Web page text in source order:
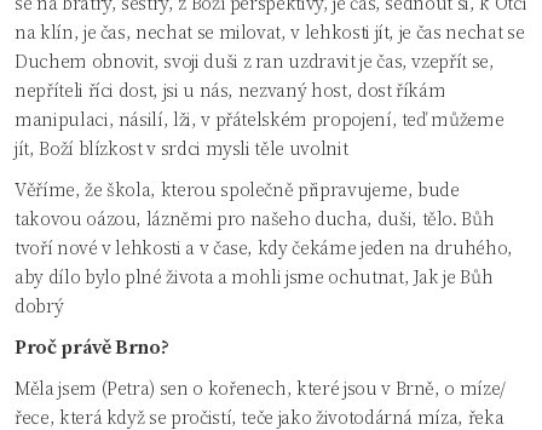
na klín, je čas, nechat se milovat, v lehkosti jít, je čas nechat se
Duchem obnovit, svoji duši z ran uzdravit je čas, vzepřít se,
nepříteli říci dost, jsi u nás, nezvaný host, dost říkám
manipulaci, násilí, lži, v přátelském propojení, teď můžeme
jít, Boží blízkost v srdci mysli těle uvolnit
Věříme, že škola, kterou společně připravujeme, bude
takovou oázou, lázněmi pro našeho ducha, duši, tělo. Bůh
tvoří nové v lehkosti a v čase, kdy čekáme jeden na druhého,
aby dílo bylo plné života a mohli jsme ochutnat, Jak je Bůh
dobrý
Proč právě Brno?
Měla jsem (Petra) sen o kořenech, které jsou v Brně, o míze/
řece, která když se pročistí, teče jako životodárná míza, řeka